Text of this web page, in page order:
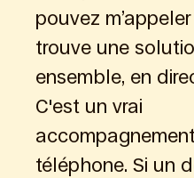
pouvez
trouve une
ensemble, en
C'est un vrai
téléphone. Si un